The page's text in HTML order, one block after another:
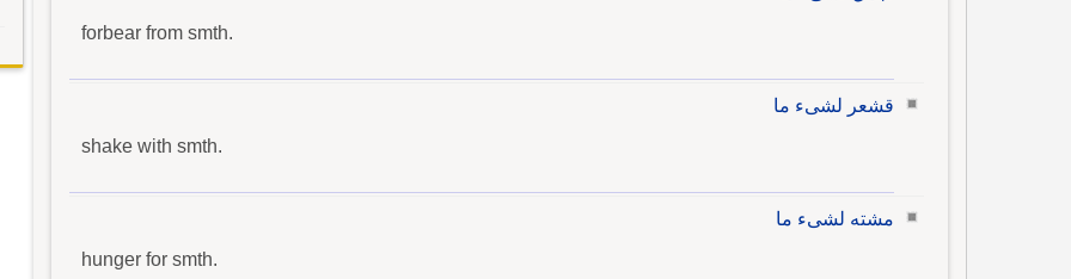
forbear from smth.
قشعر لشىء ما
shake with smth.
مشته لشىء ما
hunger for smth.